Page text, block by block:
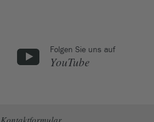
Folgen Sie uns auf
YouTube
Kontaktformular